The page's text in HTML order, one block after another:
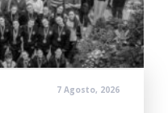
7 Agosto, 2026